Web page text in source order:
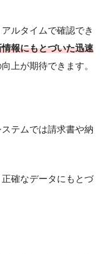
ルタイムで確認でき
報にもとづいた迅速
上が期待できます。
テムでは請求書や納
確なデータにもとづ